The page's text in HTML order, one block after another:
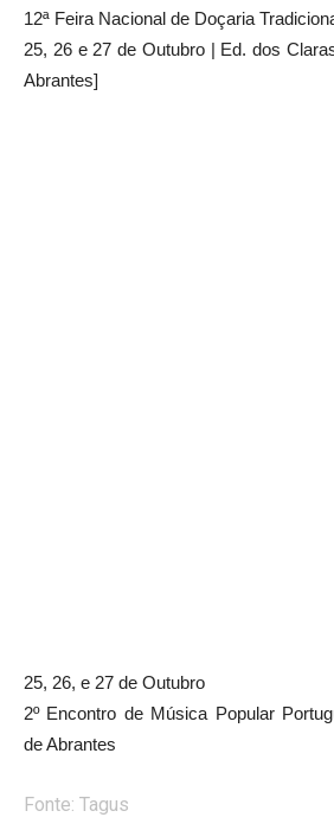
12ª Feira Nacional de Doçaria
25, 26 e 27 de Outubro | Ed. dos
Abrantes]
25, 26, e 27 de Outubro
2º Encontro de Música Popular
de Abrantes
Fonte: Tagus